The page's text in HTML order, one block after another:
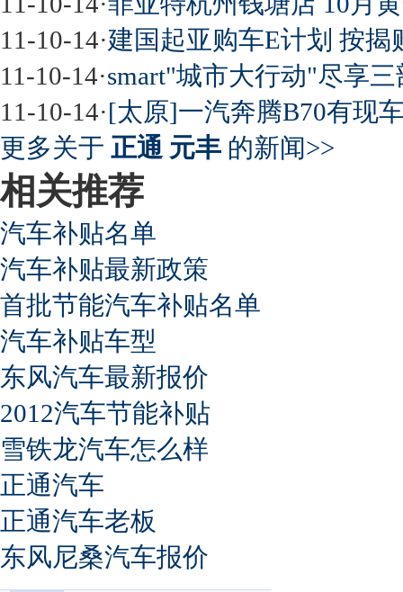
11-10-14·建国起亚购车E计划 按揭
11-10-14·smart"城市大行动"尽享
11-10-14·[太原]一汽奔腾B70有现
更多关于 正通 元丰 的新闻>>
相关推荐
汽车补贴名单
汽车补贴最新政策
首批节能汽车补贴名单
汽车补贴车型
东风汽车最新报价
2012汽车节能补贴
雪铁龙汽车怎么样
正通汽车
正通汽车老板
东风尼桑汽车报价